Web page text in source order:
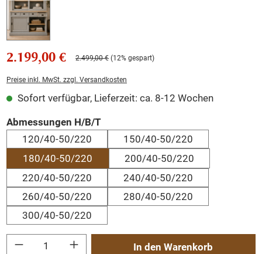
2.199,00 € 2.499,00 € (12% gespart)
Preise inkl. MwSt. zzgl. Versandkosten
Sofort verfügbar, Lieferzeit: ca. 8-12 Wochen
Abmessungen H/B/Tauswählen
120/40-50/220
150/40-50/220
180/40-50/220
200/40-50/220
220/40-50/220
240/40-50/220
260/40-50/220
280/40-50/220
300/40-50/220
Produkt Anzahl: Gib den gewünschten Wert ein oder benutze die Schaltflächen
In den Warenkorb